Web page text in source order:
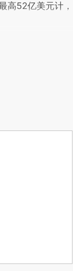
高52亿美元计，